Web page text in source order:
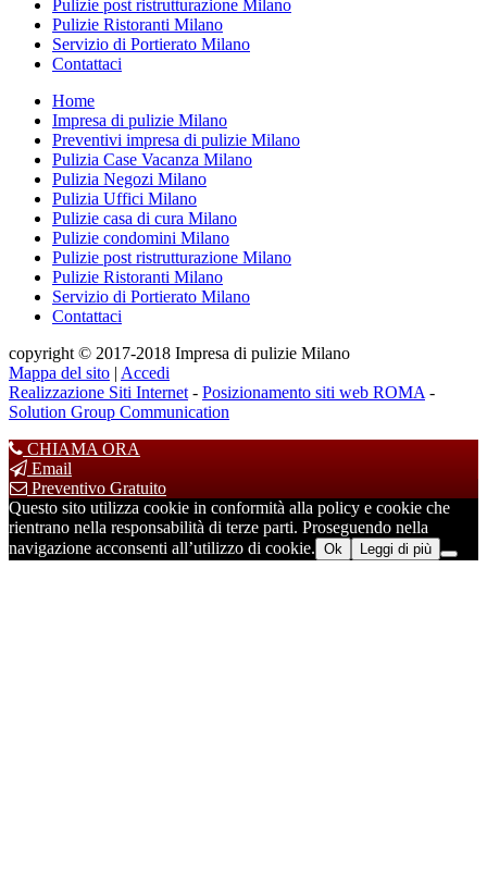
Pulizie post ristrutturazione Milano
Pulizie Ristoranti Milano
Servizio di Portierato Milano
Contattaci
Home
Impresa di pulizie Milano
Preventivi impresa di pulizie Milano
Pulizia Case Vacanza Milano
Pulizia Negozi Milano
Pulizia Uffici Milano
Pulizie casa di cura Milano
Pulizie condomini Milano
Pulizie post ristrutturazione Milano
Pulizie Ristoranti Milano
Servizio di Portierato Milano
Contattaci
copyright © 2017-2018 Impresa di pulizie Milano
Mappa del sito | Accedi
Realizzazione Siti Internet - Posizionamento siti web ROMA -
Solution Group Communication
CHIAMA ORA
Email
Preventivo Gratuito
Questo sito utilizza cookie in conformità alla policy e cookie che
rientrano nella responsabilità di terze parti. Proseguendo nella
navigazione acconsenti all’utilizzo di cookie. Ok Leggi di più